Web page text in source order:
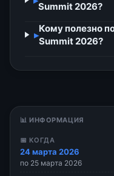
Summit 2026?
▸
Кому полезно
Summit 2026?
📊 ИНФОРМАЦИЯ
📅 КОГДА
24 марта 2026
по 25 марта 2026